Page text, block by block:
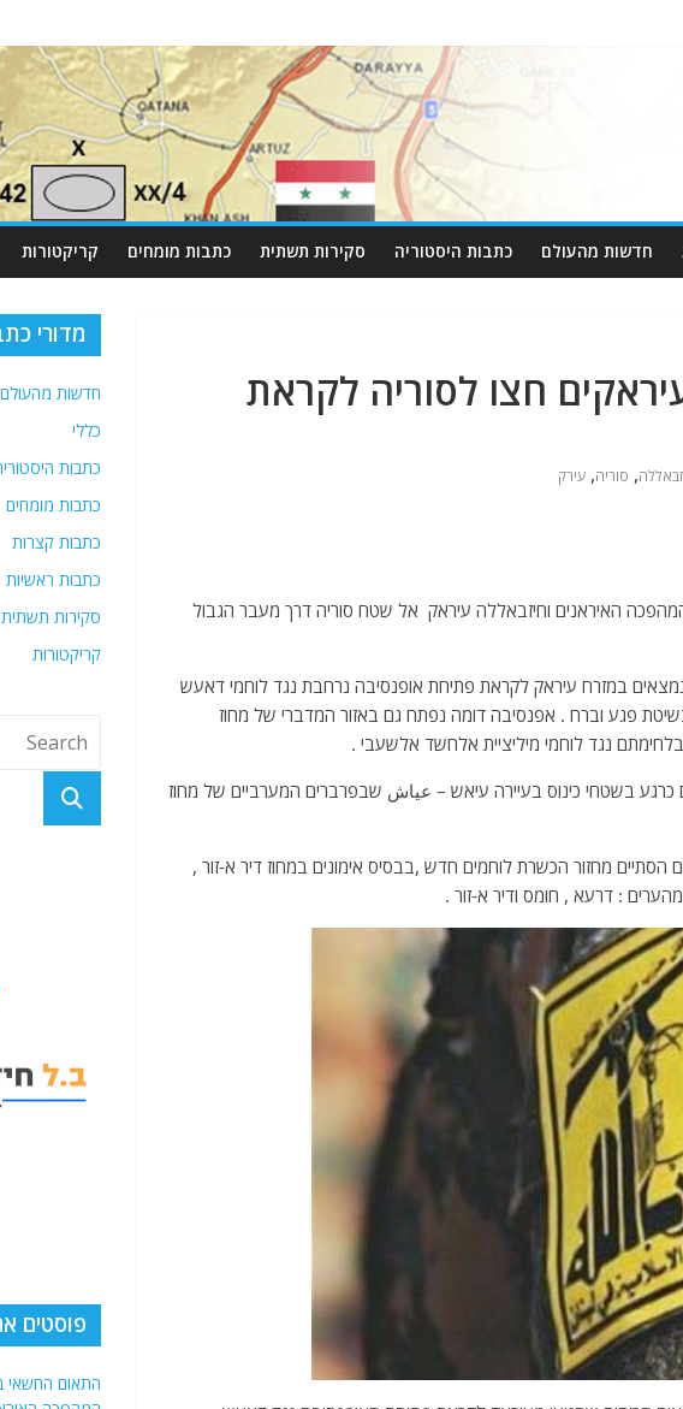
חדשות מהעולם כתבות היסטוריה סקירות תשתית כתבות מומחים קריקטורות
חצו לסוריה לקראת
, סוריה, עירק
האיראנים וחיזבאללה עיראק אל שטח סוריה דרך מעבר הגבול
במזרח עיראק לקראת פתיחת אופנסיבה נרחבת נגד לוחמי דאעש
פגע וברח . אפנסיבה דומה נפתח גם באזור המדברי של מחוז
נגד לוחמי מיליציית אלחשד אלשעבי .
כרגע בשטחי כינוס בעיירה עיאש – عياش שבפרברים המערביים של מחוז
הסתיים מחזור הכשרת לוחמים חדש ,בבסיס אימונים במחוז דיר א-זור ,
: דרעא , חומס ודיר א-זור .
מדורי
חדשות מהעולם
כללי
כתבות
כתבות מומחים
כתבות קצרות
כתבות ראשיות
סקירות תשתית
קריקטורות
פוסטים
התאום החשאי